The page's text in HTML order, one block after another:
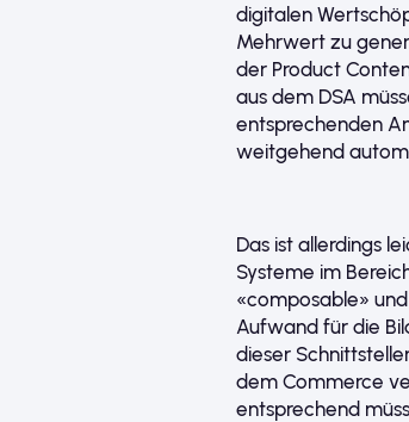
digitalen
Mehrwert zu
der Product
aus dem DSA
entsprechenden
weitgehend
Das ist allerdings
Systeme im
«composable»
Aufwand für die
dieser
dem Commerce
entsprechend